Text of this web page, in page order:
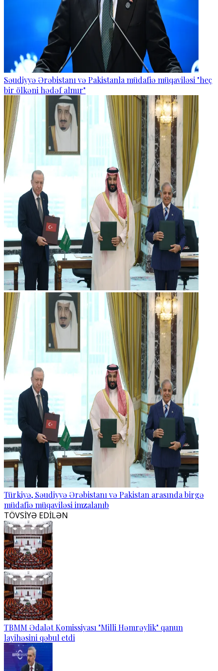
Səudiyyə Ərəbistanı və Pakistanla müdafiə müqaviləsi "heç
bir ölkəni hədəf almır"
Türkiyə, Səudiyyə Ərəbistanı və Pakistan arasında birgə
müdafiə müqaviləsi imzalanıb
TÖVSİYƏ EDİLƏN
TBMM Ədalət Komissiyası "Milli Həmrəylik" qanun
layihəsini qəbul etdi